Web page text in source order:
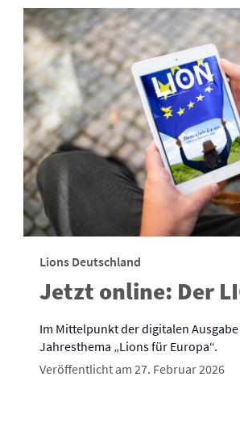
Lions Deutschland
Jetzt online: Der
Im Mittelpunkt der digitalen
Jahresthema „Lions für Europa“.
Veröffentlicht am 27. Februar 2026